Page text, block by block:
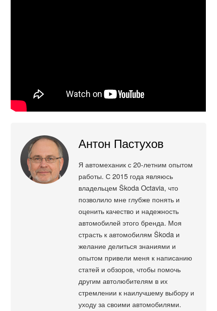
Антон Пастухов
Я автомеханик с 20-летним опытом
работы. С 2015 года являюсь
владельцем Škoda Octavia, что
позволило мне глубже понять и
оценить качество и надежность
автомобилей этого бренда. Моя
страсть к автомобилям Škoda и
желание делиться знаниями и
опытом привели меня к написанию
статей и обзоров, чтобы помочь
другим автолюбителям в их
стремлении к наилучшему выбору и
уходу за своими автомобилями.